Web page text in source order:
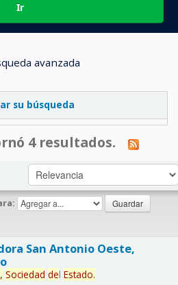
Ir
avanzada
su búsqueda
4 resultados.
San Antonio Oeste,
Sociedad del Estado.